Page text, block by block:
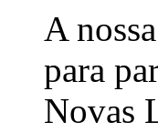
A
para
Novas